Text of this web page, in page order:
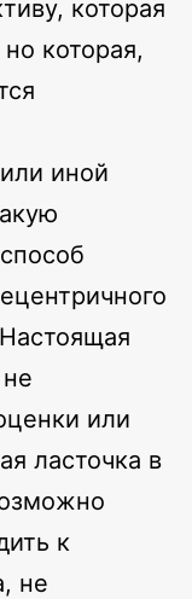
которая
которая,
иной
или
ласточка в
к
не